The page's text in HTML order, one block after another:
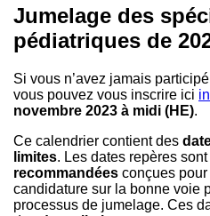
Jumelage des
pédiatriques de
Si vous n’avez jamais
vous pouvez vous inscrire ici
novembre 2023 à midi (HE).
Ce calendrier contient des
limites. Les dates repères
recommandées conçues
candidature sur la bonne voie
processus de jumelage. Ces